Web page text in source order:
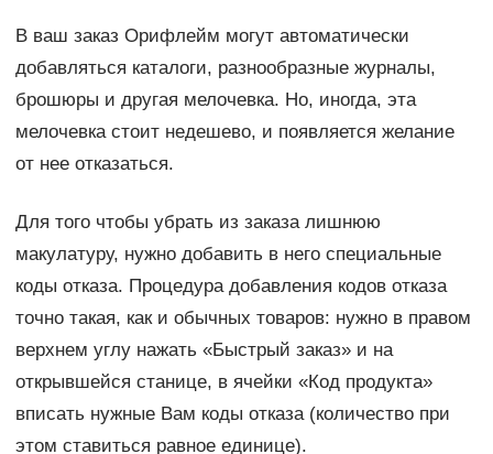
В ваш заказ Орифлейм могут автоматически
добавляться каталоги, разнообразные журналы,
брошюры и другая мелочевка. Но, иногда, эта
мелочевка стоит недешево, и появляется желание
от нее отказаться.
Для того чтобы убрать из заказа лишнюю
макулатуру, нужно добавить в него специальные
коды отказа. Процедура добавления кодов отказа
точно такая, как и обычных товаров: нужно в правом
верхнем углу нажать «Быстрый заказ» и на
открывшейся станице, в ячейки «Код продукта»
вписать нужные Вам коды отказа (количество при
этом ставиться равное единице).